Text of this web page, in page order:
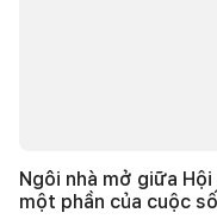
Ngôi nhà mở giữa
một phần của cuộc